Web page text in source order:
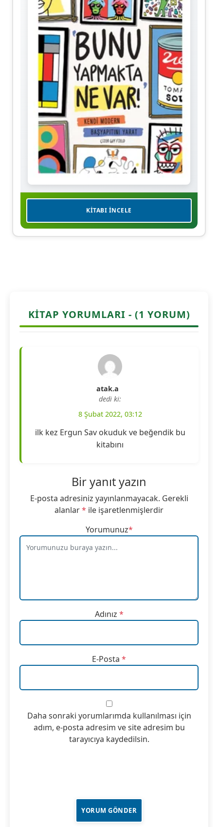
KITABI İNCELE
KITAP YORUMLARI - (1 YORUM)
atak.a
dedi ki:
8 Şubat 2022, 03:12
ilk kez Ergun Sav okuduk ve beğendik bu
kitabını
Bir yanıt yazın
E-posta adresiniz yayınlanmayacak. Gerekli
alanlar* ile işaretlenmişlerdir
Yorumunuz*
Adınız *
E-Posta *
Daha sonraki yorumlarımda kullanılması için
adım, e-posta adresim ve site adresim bu
tarayıcıya kaydedilsin.